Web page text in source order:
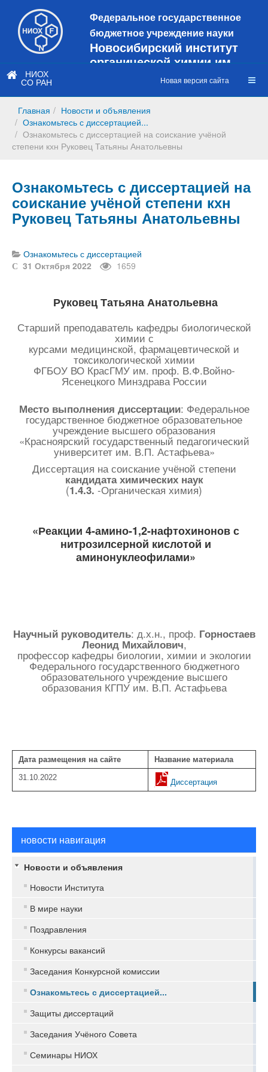
Федеральное государственное
бюджетное учреждение науки
Новосибирский институт
органической химии им.
Н.Н. Ворожцова
сайт
https://web3.nioch.nsc.ru/nioch/
НИОХ
СО РАН Новая версия сайта
Главная
Новости и объявления
Ознакомьтесь с диссертацией...
Ознакомьтесь с диссертацией на соискание учёной
степени кхн Руковец Татьяны Анатольевны
Ознакомьтесь с диссертацией на
соискание учёной степени кхн
Руковец Татьяны Анатольевны
Ознакомьтесь с диссертацией
31 Октября 2022
1659
Руковец Татьяна Анатольевна
Старший преподаватель кафедры биологической
химии с
курсами медицинской, фармацевтической и
токсикологической химии
ФГБОУ ВО КрасГМУ им. проф. В.Ф.Войно-
Ясенецкого Минздрава России
Место выполнения диссертации: Федеральное
государственное бюджетное образовательное
учреждение высшего образования
«Красноярский государственный педагогический
университет им. В.П. Астафьева»
Диссертация на соискание учёной степени
кандидата химических наук
(1.4.3.-Органическая химия)
«Реакции 4-амино-1,2-нафтохинонов с
нитрозилсерной кислотой и
аминонуклеофилами»
Научный руководитель: д.х.н., проф. Горностаев
Леонид Михайлович,
профессор кафедры биологии, химии и экологии
Федерального государственного бюджетного
образовательного учреждение высшего
образования КГПУ им. В.П. Астафьева
Дата размещения на сайте
Название материала
31.10.2022
Диссертация
новости навигация
Новости и объявления
Новости Института
В мире науки
Поздравления
Конкурсы вакансий
Заседания Конкурсной комиссии
Ознакомьтесь с диссертацией...
Защиты диссертаций
Заседания Учёного Совета
Семинары НИОХ